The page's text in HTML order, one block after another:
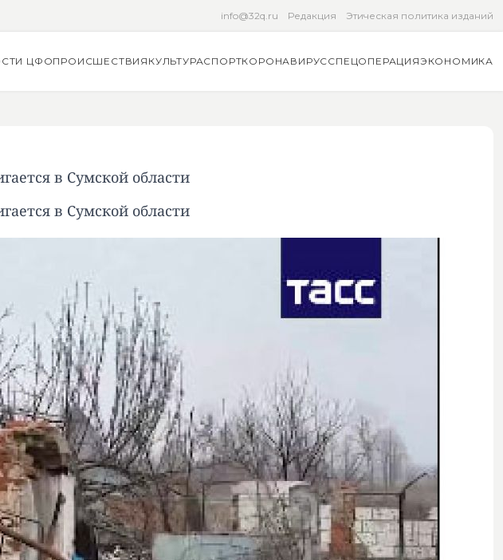
info@32q.ru Редакция Этическая политика изданий
ЦФОПРОИСШЕСТВИЯ КУЛЬТУРАСПОРТКОРОНАВИРУССПЕЦОПЕРАЦИЯЭКОНОМИКА
в Сумской области
в Сумской области